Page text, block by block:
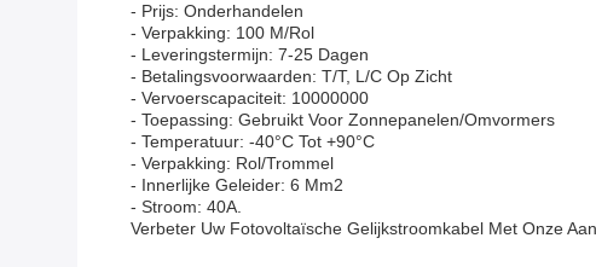
- Prijs: Onderhandelen
- Verpakking: 100 M/rol
- Leveringstermijn: 7-25 Dagen
- Betalingsvoorwaarden: T/T, L/C Op Zicht
- Vervoerscapaciteit: 10000000
- Toepassing: Gebruikt Voor Zonnepanelen/omvormers
- Temperatuur: -40°C Tot +90°C
- Verpakking: Rol/trommel
- Innerlijke Geleider: 6 Mm2
- Stroom: 40A.
Verbeter Uw Fotovoltaïsche Gelijkstroomkabel Met Onze